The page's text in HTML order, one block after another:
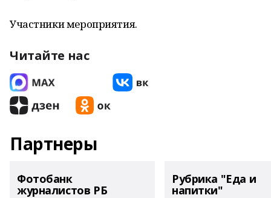
Участники мероприятия.
Читайте нас
Партнеры
Фотобанк
журналистов РБ
Рубрика "Еда и
напитки"